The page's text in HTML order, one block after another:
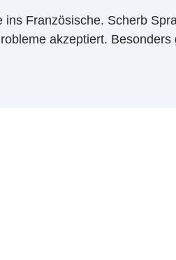
Französische. Scherb
akzeptiert. Besonders